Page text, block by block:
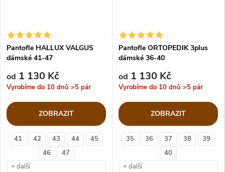
41 42 43 44
45
46
47
+ další
Pantofle HALLUX VALGUS
dámské 41-47
od 1 130 Kč
Vyrobíme do 10 dnů >5 pár
ZOBRAZIT
35 36 37 38
39
40
+ další
Pantofle ORTOPEDIK 3plus
dámské 36-40
od 1 130 Kč
Vyrobíme do 10 dnů >5 pár
ZOBRAZIT